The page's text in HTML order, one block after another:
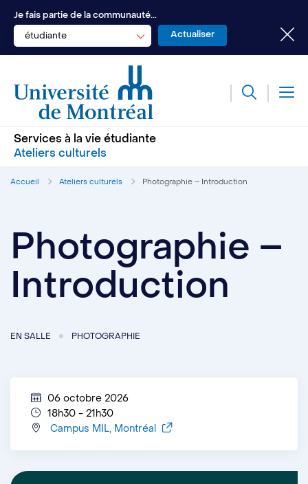
Je fais partie de la communauté...
étudiante
Services à la vie étudiante
Ateliers culturels
Accueil Ateliers culturels Photographie – Introduction
Photographie –
Introduction
EN SALLE PHOTOGRAPHIE
06 octobre 2026
18h30 - 21h30
Campus MIL, Montréal